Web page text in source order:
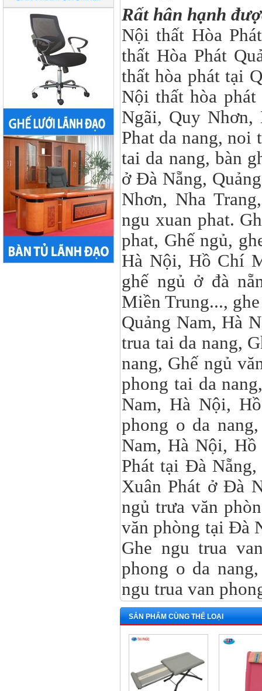
Rất hân
Nội thất Hòa
thất Hòa Phát
thất hòa phát tại
Nội thất hòa
Ngãi, Quy Nhơn,
Phat da nang, noi
tai da nang, bàn
ở Đà Nẵng,
Nhơn, Nha
ngu xuan phat.
phat, Ghế ngủ,
Hà Nội, Hồ Chí
ghế ngủ ở đà
Miền Trung...,
Quảng Nam, Hà
trua tai da nang,
nang, Ghế ngủ
phong tai da
Nam, Hà Nội,
phong o da
Nam, Hà Nội,
Phát tại Đà
Xuân Phát ở Đà
ngủ trưa văn
văn phòng tại Đà
Ghe ngu trua
phong o da
ngu trua van
SẢN PHẨM CÙNG THỂ LOẠI